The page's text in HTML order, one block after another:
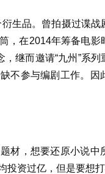
生品。曾拍摄过谍
，在2014年筹备电影
继而邀请“九州”系
不参与编剧工作。因
材，想要还原小说中
资过亿，但是要想